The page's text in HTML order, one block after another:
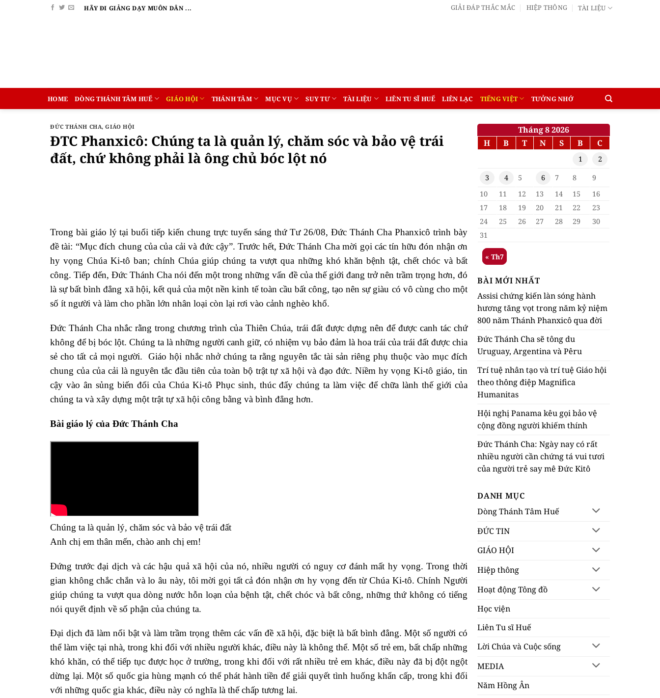
HÃY ĐI GIẢNG DẠY MUÔN DÂN ... GIẢI ĐÁP THẮC MẮC HIỆP THÔNG TÀI LIỆU
HOME DÒNG THÁNH TÂM HUẾ GIÁO HỘI THÁNH TÂM MỤC VỤ SUY TƯ TÀI LIỆU LIÊN TU SĨ HUẾ LIÊN LẠC TIẾNG VIỆT TƯỞNG NHỚ
ĐỨC THÁNH CHA,GIÁO HỘI
ĐTC Phanxicô: Chúng ta là quản lý, chăm sóc và bảo vệ trái
đất, chứ không phải là ông chủ bóc lột nó
Trong bài giáo lý tại buổi tiếp kiến chung trực tuyến sáng thứ Tư 26/08, Đức Thánh Cha Phanxicô trình bày
đề tài: “Mục đích chung của của cải và đức cậy”. Trước hết, Đức Thánh Cha mời gọi các tín hữu đón nhận ơn
hy vọng Chúa Ki-tô ban; chính Chúa giúp chúng ta vượt qua những khó khăn bệnh tật, chết chóc và bất
công. Tiếp đến, Đức Thánh Cha nói đến một trong những vấn đề của thế giới đang trở nên trầm trọng hơn, đó
là sự bất bình đẳng xã hội, kết quả của một nền kinh tế toàn cầu bất công, tạo nên sự giàu có vô cùng cho một
số ít người và làm cho phần lớn nhân loại còn lại rơi vào cảnh nghèo khổ.
Đức Thánh Cha nhắc rằng trong chương trình của Thiên Chúa, trái đất được dựng nên để được canh tác chứ
không để bị bóc lột. Chúng ta là những người canh giữ, có nhiệm vụ bảo đảm là hoa trái của trái đất được chia
sẻ cho tất cả mọi người. Giáo hội nhắc nhở chúng ta rằng nguyên tắc tài sản riêng phụ thuộc vào mục đích
chung của của cải là nguyên tắc đầu tiên của toàn bộ trật tự xã hội và đạo đức. Niềm hy vọng Ki-tô giáo, tin
cậy vào ân sủng biến đổi của Chúa Ki-tô Phục sinh, thúc đẩy chúng ta làm việc để chữa lành thế giới của
chúng ta và xây dựng một trật tự xã hội công bằng và bình đẳng hơn.
Bài giáo lý của Đức Thánh Cha
Chúng ta là quản lý, chăm sóc và bảo vệ trái đất
Anh chị em thân mến, chào anh chị em!
Đứng trước đại dịch và các hậu quả xã hội của nó, nhiều người có nguy cơ đánh mất hy vọng. Trong thời
gian không chắc chắn và lo âu này, tôi mời gọi tất cả đón nhận ơn hy vọng đến từ Chúa Ki-tô. Chính Người
giúp chúng ta vượt qua dòng nước hỗn loạn của bệnh tật, chết chóc và bất công, những thứ không có tiếng
nói quyết định về số phận của chúng ta.
Đại dịch đã làm nổi bật và làm trầm trọng thêm các vấn đề xã hội, đặc biệt là bất bình đẳng. Một số người có
thể làm việc tại nhà, trong khi đối với nhiều người khác, điều này là không thể. Một số trẻ em, bất chấp những
khó khăn, có thể tiếp tục được học ở trường, trong khi đối với rất nhiều trẻ em khác, điều này đã bị đột ngột
dừng lại. Một số quốc gia hùng mạnh có thể phát hành tiền để giải quyết tình huống khẩn cấp, trong khi đối
với những quốc gia khác, điều này có nghĩa là thế chấp tương lai.
Tháng 8 2026
H
B T N S B C
1
2
3
4 5 6 7 8
9
10
11 12 13 14 15
16
17
18 19 20 21 22
23
24
25 26 27 28 29
30
31
« Th7
BÀI MỚI NHẤT
Assisi chứng kiến làn sóng hành
hương tăng vọt trong năm kỷ niệm
800 năm Thánh Phanxicô qua đời
Đức Thánh Cha sẽ tông du
Uruguay, Argentina và Pêru
Trí tuệ nhân tạo và trí tuệ Giáo hội
theo thông điệp Magnifica
Humanitas
Hội nghị Panama kêu gọi bảo vệ
cộng đồng người khiếm thính
Đức Thánh Cha: Ngày nay có rất
nhiều người cần chứng tá vui tươi
của người trẻ say mê Đức Kitô
DANH MỤC
Dòng Thánh Tâm Huế
ĐỨC TIN
GIÁO HỘI
Hiệp thông
Hoạt động Tông đồ
Học viện
Liên Tu sĩ Huế
Lời Chúa và Cuộc sống
MEDIA
Năm Hồng Ân